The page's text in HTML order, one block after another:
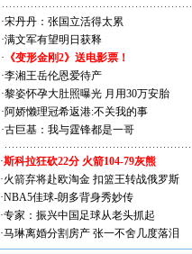
·宋丹丹：张国立活得太累
·满文军有望明日获释
· 《变形金刚2》送电影票！
·李湘王岳伦恩爱待产
·黎姿怀孕大肚照曝光 月用30万安胎
·阿娇懒理冠希返港:不关我的事
·古巨基：我与霆锋都是一哥
·斯科拉狂砍22分 火箭104-79灰熊
·火箭弃将赴欧淘金 扣篮王转战俄罗斯
·NBA5佳球-朗多背身秀妙传
·专家：振兴中国足球从老头抓起
·马琳离婚分割房产 张一不舍几度落泪